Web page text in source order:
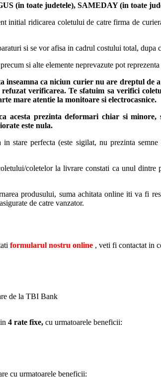
(in toate judetele), SAMEDAY (in toate
initial ridicarea coletului de catre firma de
si se vor afisa in cadrul costului total, dupa
si alte elemente neprevazute pot
inseamna ca niciun curier nu are dreptul
refuzat verificarea.Te sfatuim sa verifici
mare atentie la monitoare si electrocasnice.
acesta prezinta deformari chiar si
este nula.
in stare perfecta (este sigilat, nu prezinta
coletelor la livrare constati ca unul dintre
produsului, suma achitata online iti va fi
de catre vanzator.
formularul nostru online , veti fi contactat in
de la TBI Bank
4 rate fixe, cu urmatoarele beneficii:
cu urmatoarele beneficii: